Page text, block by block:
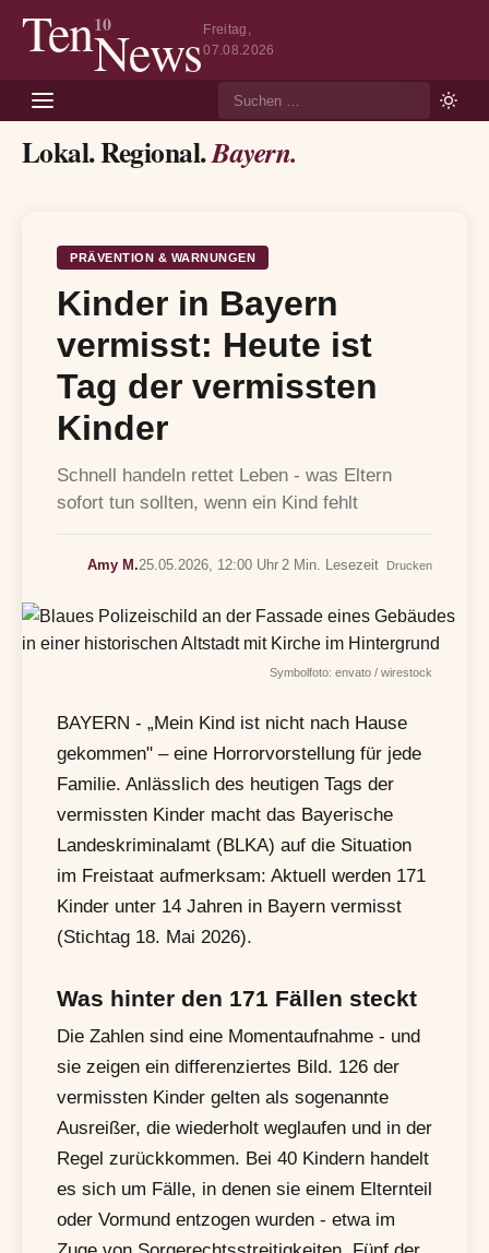
Ten10
NewsFreitag,
07.08.2026
Lokal. Regional.Bayern.
PRÄVENTION & WARNUNGEN
Kinder in Bayern
vermisst: Heute ist
Tag der vermissten
Kinder
Schnell handeln rettet Leben - was Eltern
sofort tun sollten, wenn ein Kind fehlt
Amy M.25.05.2026, 12:00 Uhr 2 Min. Lesezeit Drucken
Symbolfoto: envato / wirestock
BAYERN - „Mein Kind ist nicht nach Hause
gekommen" – eine Horrorvorstellung für jede
Familie. Anlässlich des heutigen Tags der
vermissten Kinder macht das Bayerische
Landeskriminalamt (BLKA) auf die Situation
im Freistaat aufmerksam: Aktuell werden 171
Kinder unter 14 Jahren in Bayern vermisst
(Stichtag 18. Mai 2026).
Was hinter den 171 Fällen steckt
Die Zahlen sind eine Momentaufnahme - und
sie zeigen ein differenziertes Bild. 126 der
vermissten Kinder gelten als sogenannte
Ausreißer, die wiederholt weglaufen und in der
Regel zurückkommen. Bei 40 Kindern handelt
es sich um Fälle, in denen sie einem Elternteil
oder Vormund entzogen wurden - etwa im